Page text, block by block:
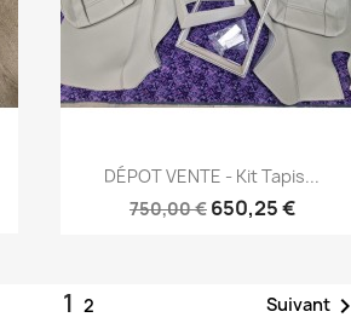
Aperçu rapide
DÉPOT VENTE - Kit Tapis...
750,00 € 650,25 €
1 2 Suivant